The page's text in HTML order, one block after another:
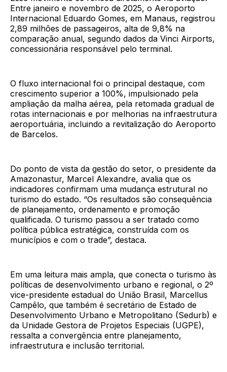
Entre janeiro e novembro de 2025, o Aeroporto
Internacional Eduardo Gomes, em Manaus, registrou
2,89 milhões de passageiros, alta de 9,8% na
comparação anual, segundo dados da Vinci Airports,
concessionária responsável pelo terminal.
O fluxo internacional foi o principal destaque, com
crescimento superior a 100%, impulsionado pela
ampliação da malha aérea, pela retomada gradual de
rotas internacionais e por melhorias na infraestrutura
aeroportuária, incluindo a revitalização do Aeroporto
de Barcelos.
Do ponto de vista da gestão do setor, o presidente da
Amazonastur, Marcel Alexandre, avalia que os
indicadores confirmam uma mudança estrutural no
turismo do estado. “Os resultados são consequência
de planejamento, ordenamento e promoção
qualificada. O turismo passou a ser tratado como
política pública estratégica, construída com os
municípios e com o trade”, destaca.
Em uma leitura mais ampla, que conecta o turismo às
políticas de desenvolvimento urbano e regional, o 2º
vice-presidente estadual do União Brasil, Marcellus
Campêlo, que também é secretário de Estado de
Desenvolvimento Urbano e Metropolitano (Sedurb) e
da Unidade Gestora de Projetos Especiais (UGPE),
ressalta a convergência entre planejamento,
infraestrutura e inclusão territorial.